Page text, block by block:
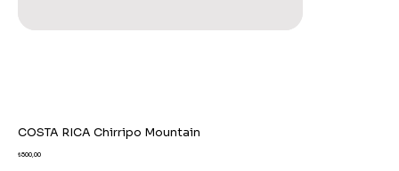
COSTA RICA Chirripo Mountain
Fiyat
₺500,00